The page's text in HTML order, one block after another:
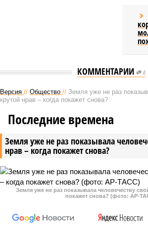
КОММЕНТАРИИ 0
Версия // Общество // Земля уже не раз
крутой нрав – когда покажет снова?
Земля уже не раз показывала
нрав – когда покажет снова?
Последние времена
Земля уже не раз показывала человечеству
покажет снова? (фото: АР-